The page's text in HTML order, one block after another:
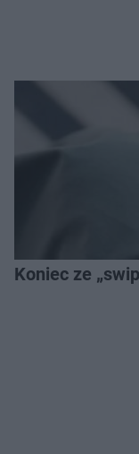
Koniec ze